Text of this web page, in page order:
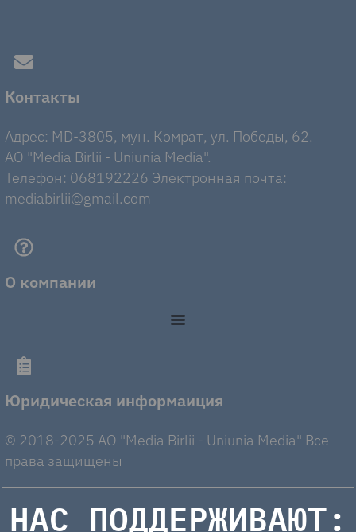
Контакты
Адрес: MD-3805, мун. Комрат, ул. Победы, 62.
AO "Media Birlii - Uniunia Media".
Телефон: 068192226 Электронная почта:
mediabirlii@gmail.com
О компании
Юридическая информаиция
© 2018-2025 AO "Media Birlii - Uniunia Media" Все
права защищены
НАС ПОДДЕРЖИВАЮТ: